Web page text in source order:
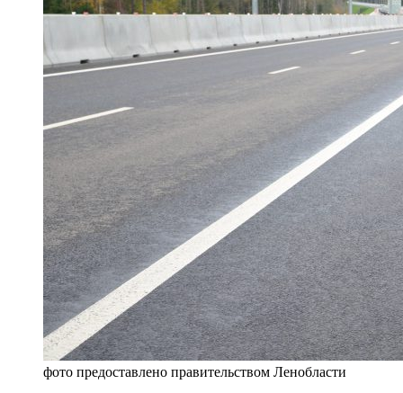
фото предоставлено правительством Ленобласти